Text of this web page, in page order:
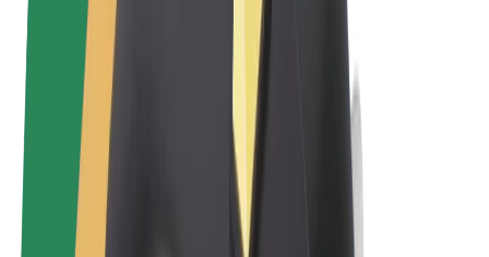
Uvjeti i odredbe
Privatnost
Kolačići
© 2026 Bolt Technology OÜ
Proizvodi
Vožnje
Romobili
Bolt Market